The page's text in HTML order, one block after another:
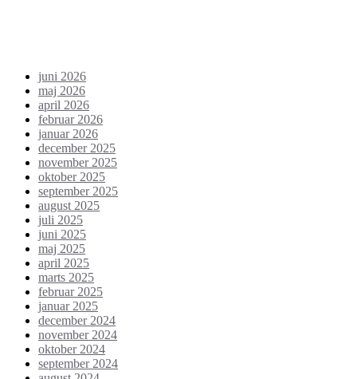
juni 2026
maj 2026
april 2026
februar 2026
januar 2026
december 2025
november 2025
oktober 2025
september 2025
august 2025
juli 2025
juni 2025
maj 2025
april 2025
marts 2025
februar 2025
januar 2025
december 2024
november 2024
oktober 2024
september 2024